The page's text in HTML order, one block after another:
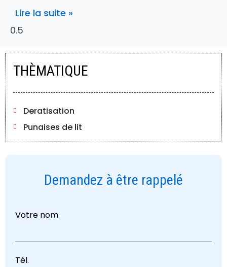
THÈMATIQUE
Deratisation
Punaises de lit
Demandez à être rappelé
Votre nom
Tél.
Lire la suite »